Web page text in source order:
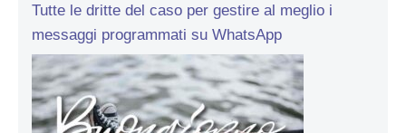
Tutte le dritte del caso per gestire al meglio i
messaggi programmati su WhatsApp